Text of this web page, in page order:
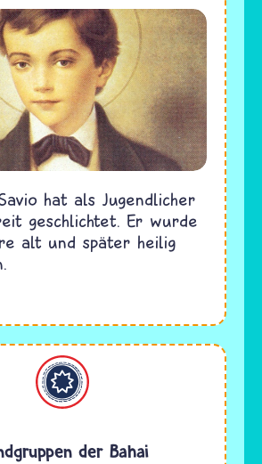
hat als Jugendlicher
geschlichtet. Er wurde
alt und später heilig
der Bahai